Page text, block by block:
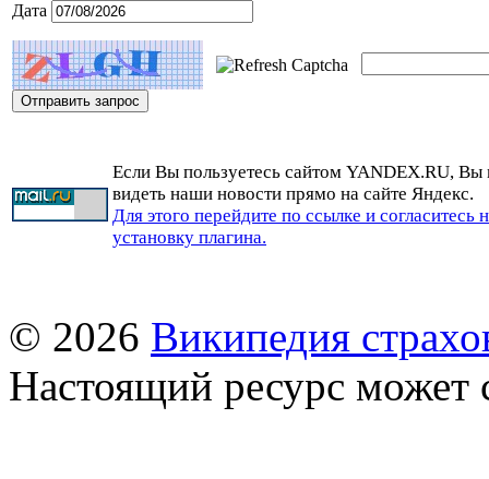
Дата
Если Вы пользуетесь сайтом YANDEX.RU, Вы
видеть наши новости прямо на сайте Яндекс.
Для этого перейдите по ссылке и согласитесь
установку плагина.
© 2026 Википедия
Настоящий ресурс может